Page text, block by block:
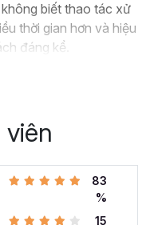
biết thao tác xử
thời gian hơn và hiệu
đáng kể.
nên không biết
về Excel và đang
mình lên.
83
%
15